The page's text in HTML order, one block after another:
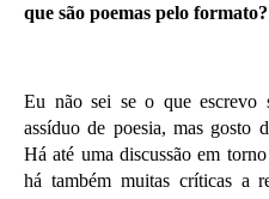
que são poemas pelo formato?
Eu não sei se o que escrevo
assíduo de poesia, mas gosto
Há até uma discussão em
há também muitas críticas a